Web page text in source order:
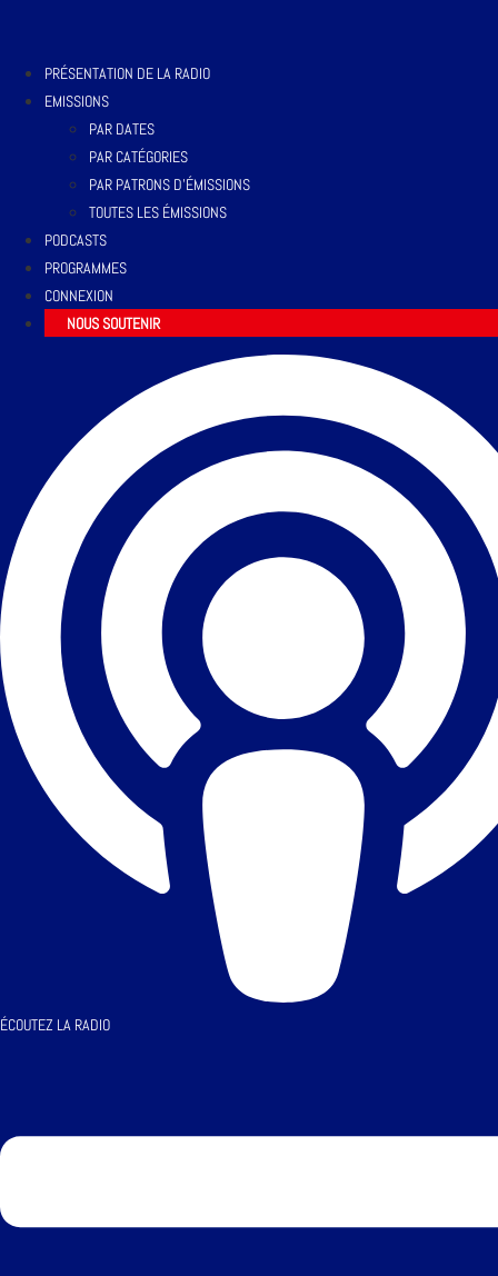
PRÉSENTATION DE LA RADIO
EMISSIONS
PAR DATES
PAR CATÉGORIES
PAR PATRONS D’ÉMISSIONS
TOUTES LES ÉMISSIONS
PODCASTS
PROGRAMMES
CONNEXION
NOUS SOUTENIR
ÉCOUTEZ LA RADIO